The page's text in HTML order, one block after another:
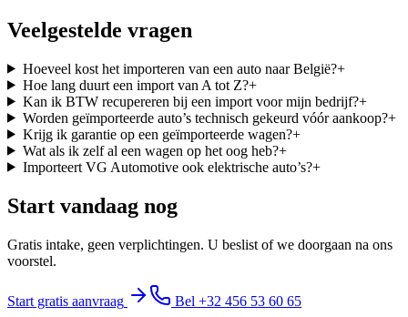
Veelgestelde vragen
Hoeveel kost het importeren van een auto naar België?+
Hoe lang duurt een import van A tot Z?+
Kan ik BTW recupereren bij een import voor mijn bedrijf?+
Worden geïmporteerde auto’s technisch gekeurd vóór aankoop?+
Krijg ik garantie op een geïmporteerde wagen?+
Wat als ik zelf al een wagen op het oog heb?+
Importeert VG Automotive ook elektrische auto’s?+
Start vandaag nog
Gratis intake, geen verplichtingen. U beslist of we doorgaan na ons
voorstel.
Start gratis aanvraag Bel +32 456 53 60 65